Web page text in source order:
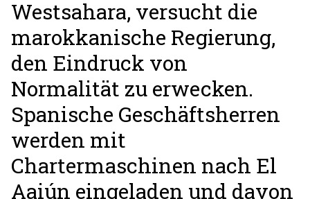
Westsahara, versucht die
marokkanische Regierung,
den Eindruck von
Normalität zu erwecken.
Spanische Geschäftsherren
werden mit
Chartermaschinen nach El
Aaiún eingeladen und davon